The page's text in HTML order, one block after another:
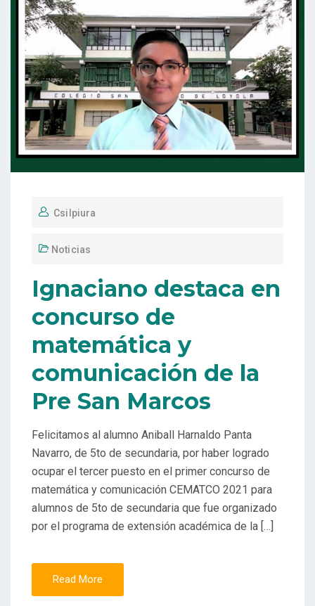
Csilpiura
Noticias
Ignaciano destaca en
concurso de
matemática y
comunicación de la
Pre San Marcos
Felicitamos al alumno Aniball Harnaldo Panta
Navarro, de 5to de secundaria, por haber logrado
ocupar el tercer puesto en el primer concurso de
matemática y comunicación CEMATCO 2021 para
alumnos de 5to de secundaria que fue organizado
por el programa de extensión académica de la […]
Read More